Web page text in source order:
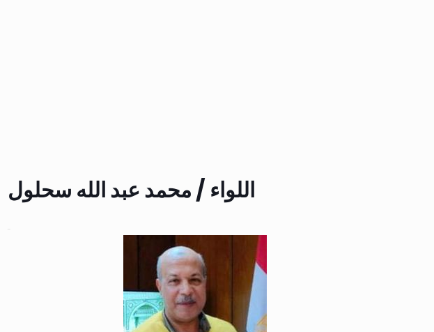
اللواء / محمد عبد الله سحلول